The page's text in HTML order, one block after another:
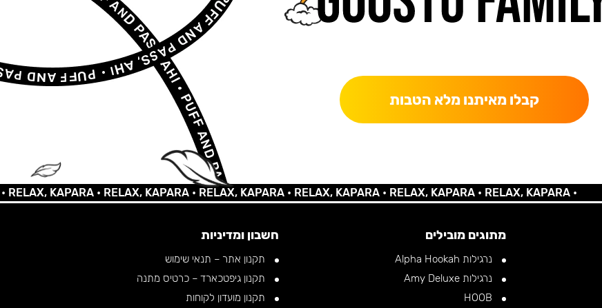
קבלו מאיתנו מלא הטבות
KAPARA •RELAX, KAPARA •RELAX, KAPARA •RELAX, KAPARA •RELAX, KAPARA •RELAX, KAPARA •
מתוגים מובילים
נרגילות Alpha Hookah
נרגילות Amy Deluxe
חשבון ומדיניות
תקנון אתר – תנאי שימוש
תקנון גיפטכארד – כרטיס מתנה
תקנון מועדון לקוחות